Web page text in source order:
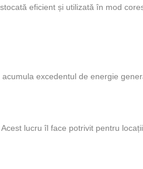
eficient și utilizată în mod
excedentul de energie
lucru îl face potrivit pentru